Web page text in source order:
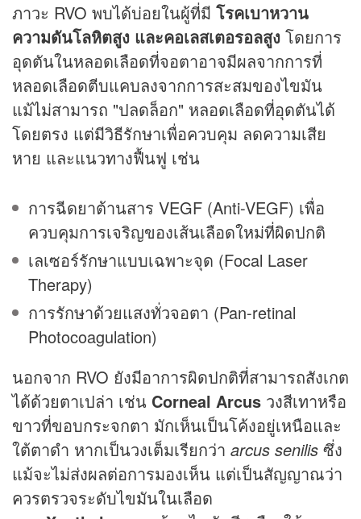
ภาวะ RVO พบได้บ่อยในผู้ที่มี โรคเบาหวาน
ความดันโลหิตสูง และคอเลสเตอรอลสูง โดยการ
อุดตันในหลอดเลือดที่จอตาอาจมีผลจากการที่
หลอดเลือดตีบแคบลงจากการสะสมของไขมัน
แม้ไม่สามารถ "ปลดล็อก" หลอดเลือดที่อุดตันได้
โดยตรง แต่มีวิธีรักษาเพื่อควบคุม ลดความเสีย
หาย และแนวทางฟื้นฟู เช่น
การฉีดยาต้านสาร VEGF (Anti-VEGF) เพื่อ
ควบคุมการเจริญของเส้นเลือดใหม่ที่ผิดปกติ
เลเซอร์รักษาแบบเฉพาะจุด (Focal Laser
Therapy)
การรักษาด้วยแสงทั่วจอตา (Pan-retinal
Photocoagulation)
นอกจาก RVO ยังมีอาการผิดปกติที่สามารถสังเกต
ได้ด้วยตาเปล่า เช่น Corneal Arcus วงสีเทาหรือ
ขาวที่ขอบกระจกตา มักเห็นเป็นโค้งอยู่เหนือและ
ใต้ตาดำ หากเป็นวงเต็มเรียกว่า arcus senilis ซึ่ง
แม้จะไม่ส่งผลต่อการมองเห็น แต่เป็นสัญญาณว่า
ควรตรวจระดับไขมันในเลือด